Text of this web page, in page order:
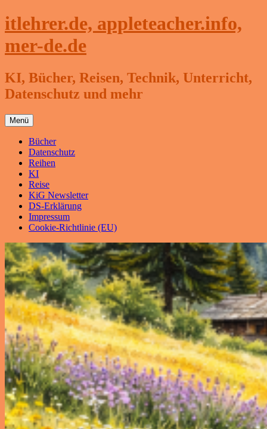
Zum
Inhalt
itlehrer.de, appleteacher.info,
mer-de.de
KI, Bücher, Reisen, Technik, Unterricht,
Datenschutz und mehr
Menü
Bücher
Datenschutz
Reihen
KI
Reise
KiG Newsletter
DS-Erklärung
Impressum
Cookie-Richtlinie (EU)